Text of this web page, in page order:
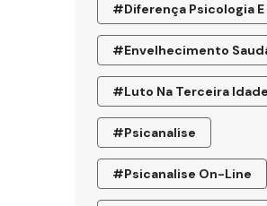
#diferença Psicologia E
#envelhecimento
#luto Na Terceira Idade
#psicanalise
#psicanalise On-Line